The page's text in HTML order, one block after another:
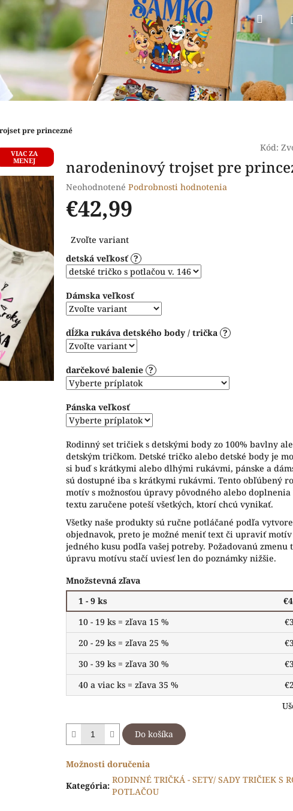
pre princezné
VIAC ZA
MENEJ
Kód:
narodeninový trojset pre
Priemerné
hodnotenie
produktu
0,0
5
hviezdičiek.
Neohodnotené Podrobnosti hodnotenia
€42,99
cena:
Zvoľte variant
detská veľkosť ?
Dámska veľkosť
dĺžka rukáva detského body / trička ?
darčekové balenie ?
Pánska veľkosť
Rodinný set tričiek s detskými body zo 100% bavlny
detským tričkom. Detské tričko alebo detské body je
si buď s krátkymi alebo dlhými rukávmi, pánske a
sú dostupné iba s krátkymi rukávmi. Tento obľúbený
motív s možnosťou úpravy pôvodného alebo doplnenia
textu zaručene poteší všetkých, ktorí chcú vynikať.
Všetky naše produkty sú ručne potláčané podľa
objednavok, preto je možné meniť text či upraviť motív
jedného kusu podľa vašej potreby. Požadovanú zmenu
úpravu motívu stačí uviesť len do poznámky nižšie.
Množstevná zľava
1 - 9 ks
10 - 19 ks = zľava 15 %
20 - 29 ks = zľava 25 %
30 - 39 ks = zľava 30 %
40 a viac ks = zľava 35 %
Do košíka
Možnosti doručenia
Kategória:
RODINNÉ TRIČKÁ - SETY/ SADY TRIČIEK S
POTLAČOU